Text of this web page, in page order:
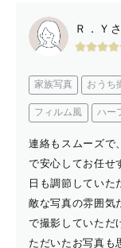
Ｒ．Ｙ
家族写真 おうち
フィルム風 ハー
連絡もスムーズで
で安心してお任せ
日も調節していた
敵な写真の雰囲気
で撮影していただ
ただいたお写真も